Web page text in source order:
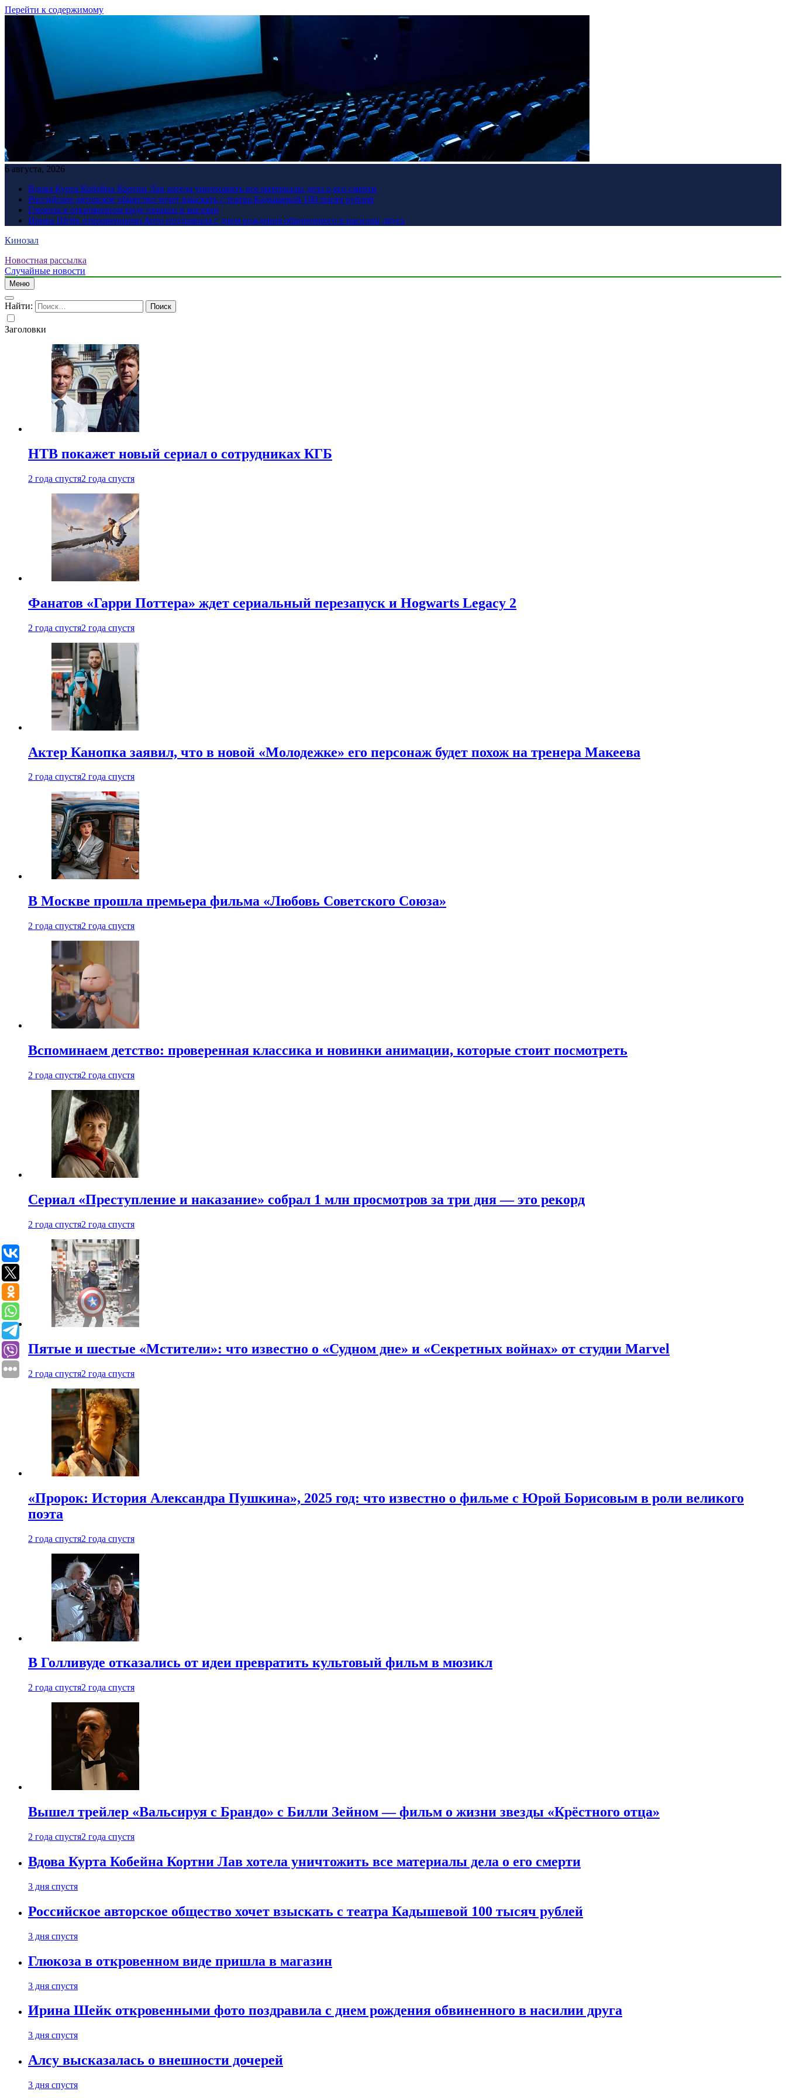
Перейти к содержимому
6 августа, 2026
Вдова Курта Кобейна Кортни Лав хотела уничтожить все материалы дела о его смерти
Российское авторское общество хочет взыскать с театра Кадышевой 100 тысяч рублей
Глюкоза в откровенном виде пришла в магазин
Ирина Шейк откровенными фото поздравила с днем рождения обвиненного в насилии друга
Кинозал
Новостная рассылка
Случайные новости
Меню
Найти:
Заголовки
НТВ покажет новый сериал о сотрудниках КГБ
2 года спустя2 года спустя
Фанатов «Гарри Поттера» ждет сериальный перезапуск и Hogwarts Legacy 2
2 года спустя2 года спустя
Актер Канопка заявил, что в новой «Молодежке» его персонаж будет похож на тренера Макеева
2 года спустя2 года спустя
В Москве прошла премьера фильма «Любовь Советского Союза»
2 года спустя2 года спустя
Вспоминаем детство: проверенная классика и новинки анимации, которые стоит посмотреть
2 года спустя2 года спустя
Сериал «Преступление и наказание» собрал 1 млн просмотров за три дня — это рекорд
2 года спустя2 года спустя
Пятые и шестые «Мстители»: что известно о «Судном дне» и «Секретных войнах» от студии Marvel
2 года спустя2 года спустя
«Пророк: История Александра Пушкина», 2025 год: что известно о фильме с Юрой Борисовым в роли великого
поэта
2 года спустя2 года спустя
В Голливуде отказались от идеи превратить культовый фильм в мюзикл
2 года спустя2 года спустя
Вышел трейлер «Вальсируя с Брандо» с Билли Зейном — фильм о жизни звезды «Крёстного отца»
2 года спустя2 года спустя
Вдова Курта Кобейна Кортни Лав хотела уничтожить все материалы дела о его смерти
3 дня спустя
Российское авторское общество хочет взыскать с театра Кадышевой 100 тысяч рублей
3 дня спустя
Глюкоза в откровенном виде пришла в магазин
3 дня спустя
Ирина Шейк откровенными фото поздравила с днем рождения обвиненного в насилии друга
3 дня спустя
Алсу высказалась о внешности дочерей
3 дня спустя